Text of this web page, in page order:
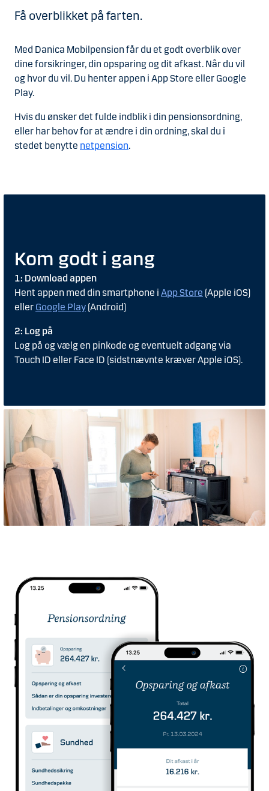
Få overblikket på farten.
Med Danica Mobilpension får du et godt overblik over
dine forsikringer, din opsparing og dit afkast. Når du vil
og hvor du vil. Du henter appen i App Store eller Google
Play.
Hvis du ønsker det fulde indblik i din pensionsordning,
eller har behov for at ændre i din ordning, skal du i
stedet benytte netpension.
Kom godt i gang
1: Download appen
Hent appen med din smartphone i App Store (Apple iOS)
eller Google Play (Android)
2: Log på
Log på og vælg en pinkode og eventuelt adgang via
Touch ID eller Face ID (sidstnævnte kræver Apple iOS).